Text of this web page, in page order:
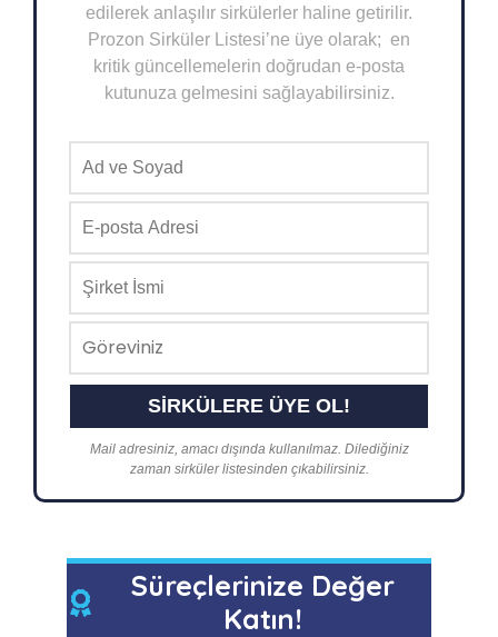
edilerek anlaşılır sirkülerler haline getirilir.
Prozon Sirküler Listesi’ne üye olarak; en
kritik güncellemelerin doğrudan e-posta
kutunuza gelmesini sağlayabilirsiniz.
Mail adresiniz, amacı dışında kullanılmaz. Dilediğiniz
zaman sirküler listesinden çıkabilirsiniz.
Süreçlerinize Değer
Katın!